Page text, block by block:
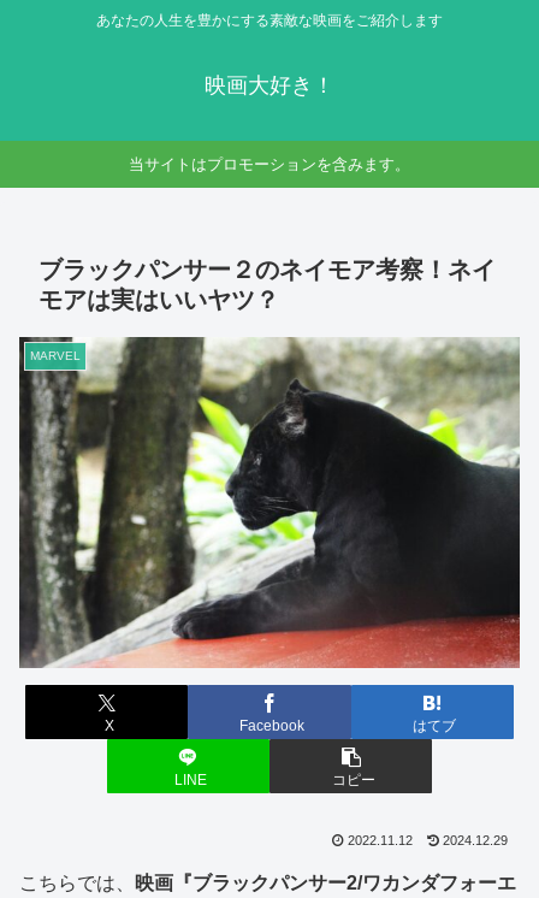
あなたの人生を豊かにする素敵な映画をご紹介します
映画大好き！
当サイトはプロモーションを含みます。
ブラックパンサー２のネイモア考察！ネイ
モアは実はいいヤツ？
MARVEL
X Facebook はてブ
LINE コピー
2022.11.12 2024.12.29
こちらでは、
映画『ブラックパンサー2/ワカンダフォーエ